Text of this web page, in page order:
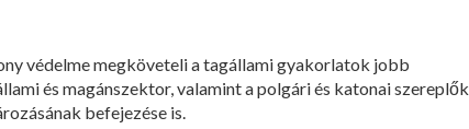
védelme megköveteli a tagállami gyakorlatok jobb
és magánszektor, valamint a polgári és katonai szereplők
befejezése is.